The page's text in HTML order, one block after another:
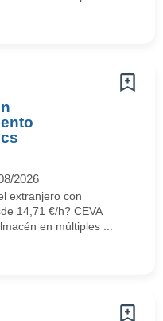
2026
extranjero con
14,71 €/h? CEVA
en múltiples ...